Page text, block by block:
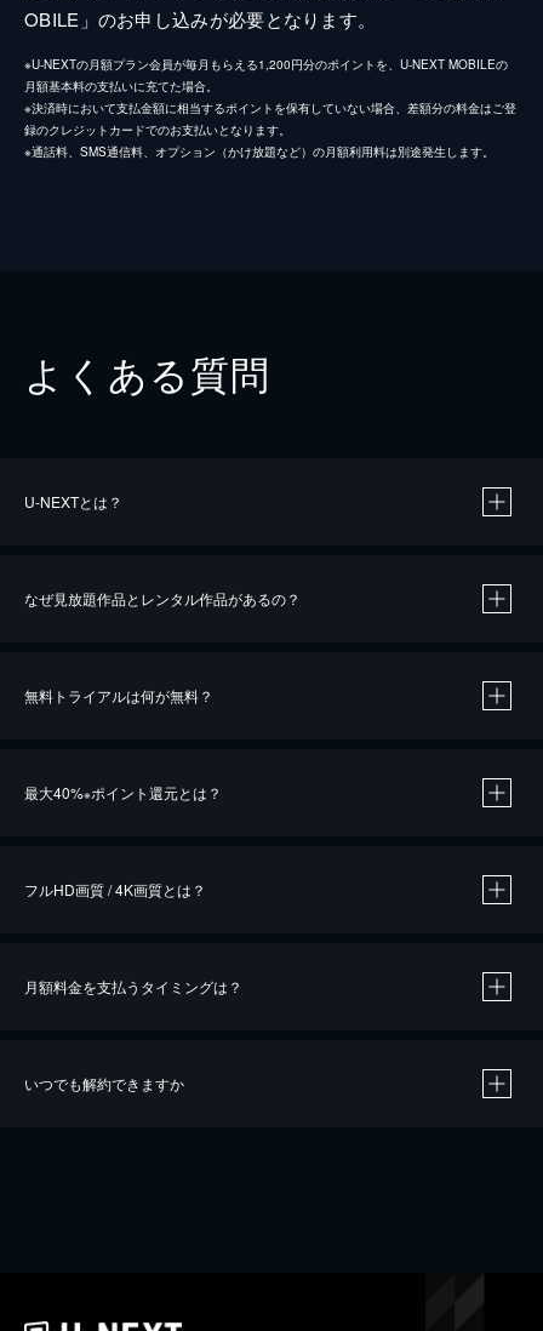
OBILE」のお申し込みが必要となります。
※U-NEXTの月額プラン会員が毎月もらえる1,200円分のポイントを、U-NEXT MOBILEの
月額基本料の支払いに充てた場合。
※決済時において支払金額に相当するポイントを保有していない場合、差額分の料金はご登
録のクレジットカードでのお支払いとなります。
※通話料、SMS通信料、オプション（かけ放題など）の月額利用料は別途発生します。
よくある質問
U-NEXTとは？
なぜ見放題作品とレンタル作品があるの？
無料トライアルは何が無料？
最大40%※ポイント還元とは？
※40％ポイント還元の対象は、クレジットカード決済による作品の購入 / レンタルです。
iOSアプリのUコイン決済による作品の購入 / レンタルは、20％のポイント還元です。
フルHD画質 / 4K画質とは？
月額料金を支払うタイミングは？
いつでも解約できますか